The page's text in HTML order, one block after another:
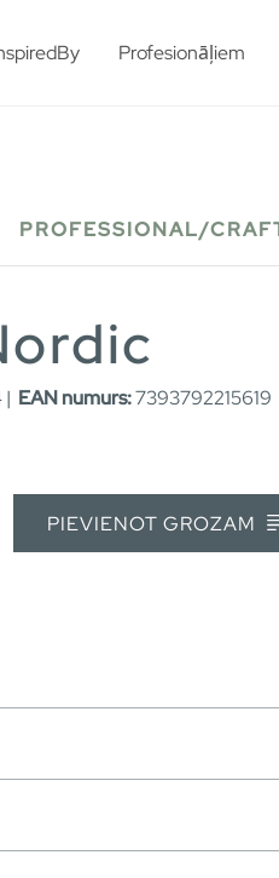
Profesionāļiem
PROFESSIONAL/
| EAN numurs:7393792215619
PIEVIENOT GROZAM